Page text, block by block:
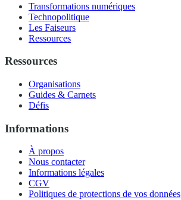
Transformations numériques
Technopolitique
Les Faiseurs
Ressources
Ressources
Organisations
Guides & Carnets
Défis
Informations
À propos
Nous contacter
Informations légales
CGV
Politiques de protections de vos données